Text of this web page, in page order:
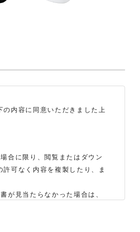
内容に同意いただきました上
合に限り、閲覧またはダウン
可なく内容を複製したり、ま
が見当たらなかった場合は、
めご了承ください。